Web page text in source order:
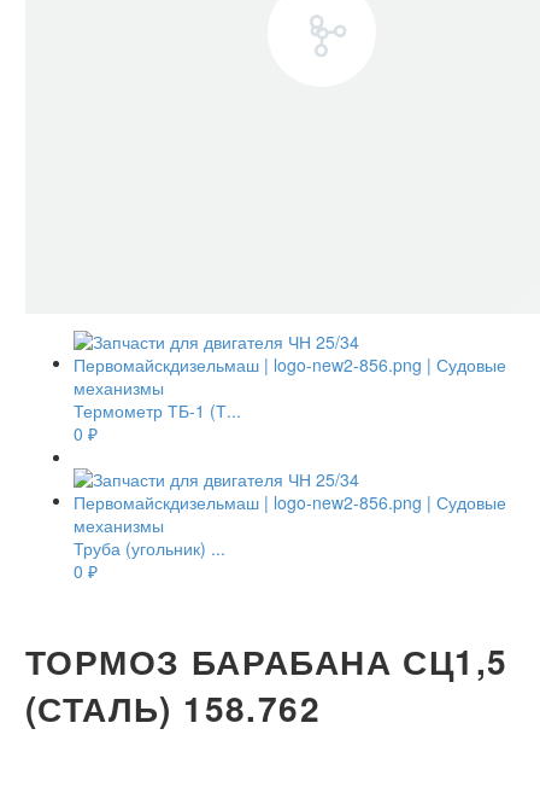
Термометр ТБ-1 (Т...
0 ₽
Труба (угольник) ...
0 ₽
ТОРМОЗ БАРАБАНА СЦ1,5
(СТАЛЬ) 158.762